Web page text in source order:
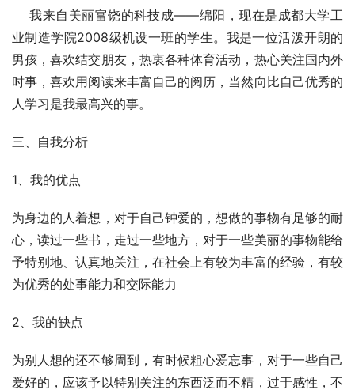
我来自美丽富饶的科技成——绵阳，现在是成都大学工
业制造学院2008级机设一班的学生。我是一位活泼开朗的
男孩，喜欢结交朋友，热衷各种体育活动，热心关注国内外
时事，喜欢用阅读来丰富自己的阅历，当然向比自己优秀的
人学习是我最高兴的事。
三、自我分析
1、我的优点
为身边的人着想，对于自己钟爱的，想做的事物有足够的耐
心，读过一些书，走过一些地方，对于一些美丽的事物能给
予特别地、认真地关注，在社会上有较为丰富的经验，有较
为优秀的处事能力和交际能力
2、我的缺点
为别人想的还不够周到，有时候粗心爱忘事，对于一些自己
爱好的，应该予以特别关注的东西泛而不精，过于感性，不